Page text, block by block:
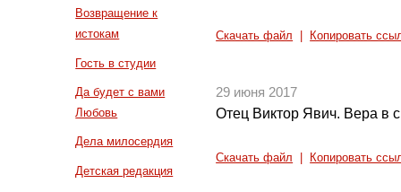
Возвращение к
истокам
Гость в студии
Да будет с вами
Любовь
Дела милосердия
Детская редакция
Скачать файл Копировать
29 июня 2017
Отец Виктор Явич. Вера в
Скачать файл Копировать